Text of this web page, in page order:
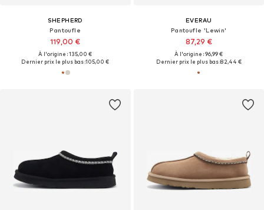
SHEPHERD
Pantoufle
119,00 €
À l'origine : 135,00 €
Dernier prix le plus bas :105,00 €
EVERAU
Pantoufle 'Lewin'
87,29 €
À l'origine : 96,99 €
Dernier prix le plus bas :82,44 €